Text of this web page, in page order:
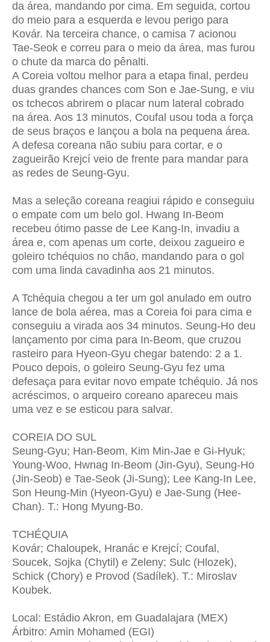
da área, mandando por cima. Em seguida, cortou
do meio para a esquerda e levou perigo para
Kovár. Na terceira chance, o camisa 7 acionou
Tae-Seok e correu para o meio da área, mas furou
o chute da marca do pênalti.
A Coreia voltou melhor para a etapa final, perdeu
duas grandes chances com Son e Jae-Sung, e viu
os tchecos abrirem o placar num lateral cobrado
na área. Aos 13 minutos, Coufal usou toda a força
de seus braços e lançou a bola na pequena área.
A defesa coreana não subiu para cortar, e o
zagueirão Krejcí veio de frente para mandar para
as redes de Seung-Gyu.
Mas a seleção coreana reagiui rápido e conseguiu
o empate com um belo gol. Hwang In-Beom
recebeu ótimo passe de Lee Kang-In, invadiu a
área e, com apenas um corte, deixou zagueiro e
goleiro tchéquios no chão, mandando para o gol
com uma linda cavadinha aos 21 minutos.
A Tchéquia chegou a ter um gol anulado em outro
lance de bola aérea, mas a Coreia foi para cima e
conseguiu a virada aos 34 minutos. Seung-Ho deu
lançamento por cima para In-Beom, que cruzou
rasteiro para Hyeon-Gyu chegar batendo: 2 a 1.
Pouco depois, o goleiro Seung-Gyu fez uma
defesaça para evitar novo empate tchéquio. Já nos
acréscimos, o arqueiro coreano apareceu mais
uma vez e se esticou para salvar.
COREIA DO SUL
Seung-Gyu; Han-Beom, Kim Min-Jae e Gi-Hyuk;
Young-Woo, Hwnag In-Beom (Jin-Gyu), Seung-Ho
(Jin-Seob) e Tae-Seok (Ji-Sung); Lee Kang-In Lee,
Son Heung-Min (Hyeon-Gyu) e Jae-Sung (Hee-
Chan). T.: Hong Myung-Bo.
TCHÉQUIA
Kovár; Chaloupek, Hranác e Krejcí; Coufal,
Soucek, Sojka (Chytil) e Zeleny; Sulc (Hlozek),
Schick (Chory) e Provod (Sadílek). T.: Miroslav
Koubek.
Local: Estádio Akron, em Guadalajara (MEX)
Árbitro: Amin Mohamed (EGI)